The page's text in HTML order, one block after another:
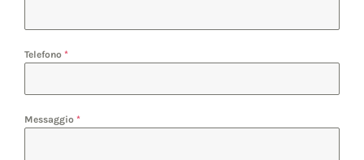
Telefono *
Messaggio *